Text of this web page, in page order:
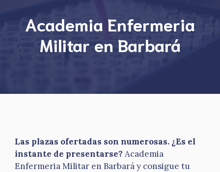
Academia Enfermeria
Militar en Barbará
Las plazas ofertadas son numerosas. ¿Es el
instante de presentarse? Academia
Enfermeria Militar en Barbará y consigue tu